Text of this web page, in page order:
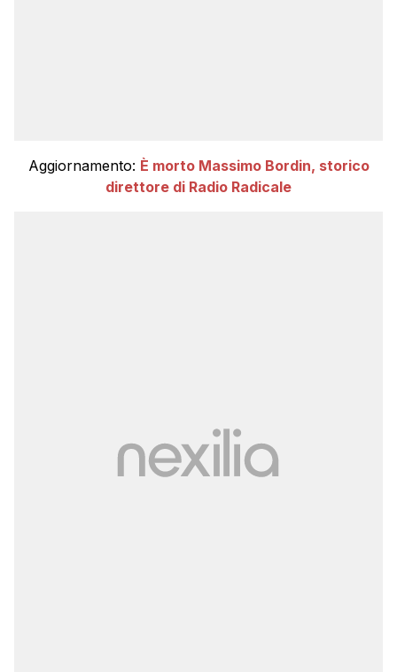
Aggiornamento: È morto Massimo Bordin, storico
direttore di Radio Radicale